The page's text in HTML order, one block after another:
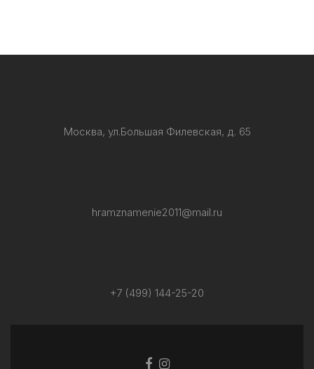
Москва, ул.Большая Филевская, д. 65
hramznamenie2011@mail.ru
+7 (499) 144-25-20
Facebook
Ссылка